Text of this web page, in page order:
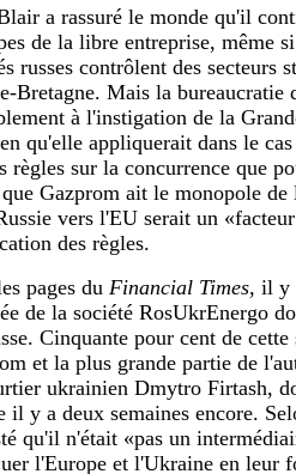
a rassuré le monde qu'il
de la libre entreprise, même
russes contrôlent des secteurs
Bretagne. Mais la bureaucratie
à l'instigation de la
qu'elle appliquerait dans le
règles sur la concurrence que
Gazprom ait le monopole de
vers l'EU serait un
des règles.
pages du Financial Times, il y
de la société RosUkrEnergo
Cinquante pour cent de
et la plus grande partie de
ukrainien Dmytro Firtash,
il y a deux semaines encore.
qu'il n'était «pas un
l'Europe et l'Ukraine en leur